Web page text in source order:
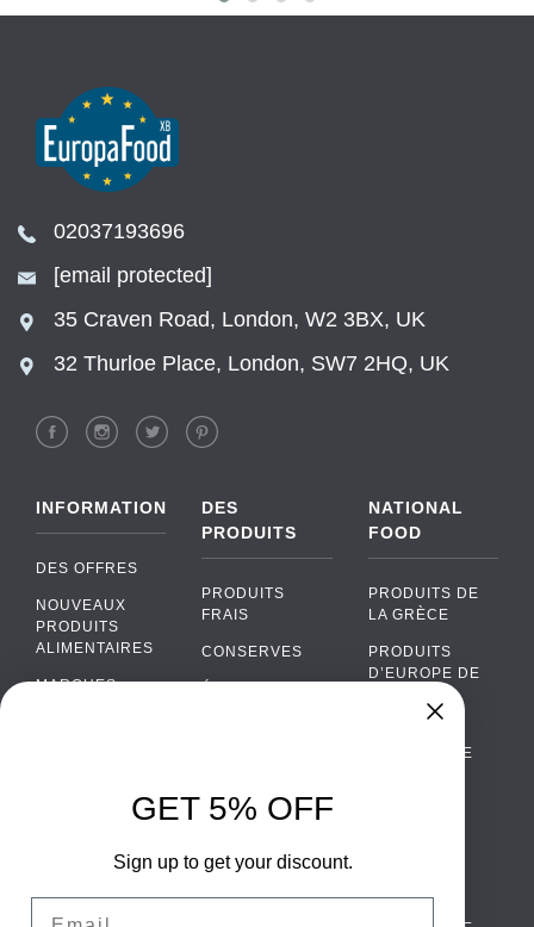
02037193696
[email protected]
35 Craven Road, London, W2 3BX, UK
32 Thurloe Place, London, SW7 2HQ, UK
INFORMATION
DES OFFRES
NOUVEAUX
PRODUITS
ALIMENTAIRES
MARQUES
CONTACTEZ
DES
PRODUITS
PRODUITS
FRAIS
CONSERVES
ALCOOL
ALIMENTAIRES
NATIONAL
FOOD
PRODUITS DE
LA GRÈCE
PRODUITS
D’EUROPE DE
PORTUGAISE
WhatsApp
Facebook Messenger
GET 5% OFF
Sign up to get your discount.